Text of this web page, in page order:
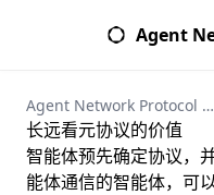
Agent
Agent Network Protocol (ANP) | 智能体网络协议完整指南
长远看元协议的价值
智能体预先确定协议，
能体通信的智能体，可